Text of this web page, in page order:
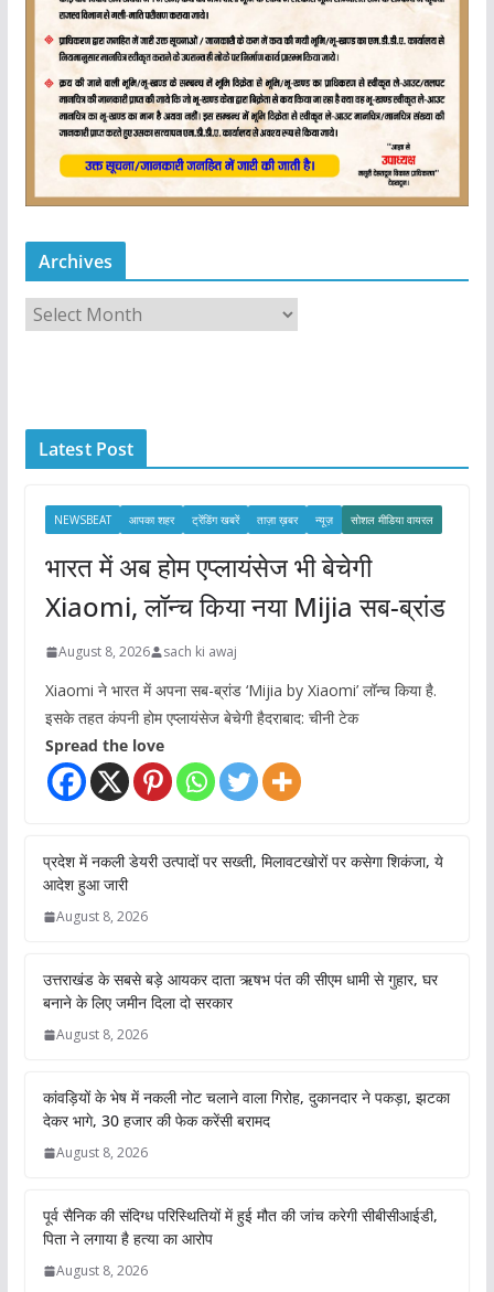
Archives
Latest Post
NEWSBEAT आपका शहर ट्रेंडिंग खबरें ताज़ा ख़बर न्यूज़ सोशल मीडिया वायरल
भारत में अब होम एप्लायंसेज भी बेचेगी
Xiaomi, लॉन्च किया नया Mijia सब-ब्रांड
August 8, 2026 sach ki awaj
Xiaomi ने भारत में अपना सब-ब्रांड ‘Mijia by Xiaomi’ लॉन्च किया है.
इसके तहत कंपनी होम एप्लायंसेज बेचेगी हैदराबाद: चीनी टेक
Spread the love
प्रदेश में नकली डेयरी उत्पादों पर सख्ती, मिलावटखोरों पर कसेगा शिकंजा, ये
आदेश हुआ जारी
August 8, 2026
उत्तराखंड के सबसे बड़े आयकर दाता ऋषभ पंत की सीएम धामी से गुहार, घर
बनाने के लिए जमीन दिला दो सरकार
August 8, 2026
कांवड़ियों के भेष में नकली नोट चलाने वाला गिरोह, दुकानदार ने पकड़ा, झटका
देकर भागे, 30 हजार की फेक करेंसी बरामद
August 8, 2026
पूर्व सैनिक की संदिग्ध परिस्थितियों में हुई मौत की जांच करेगी सीबीसीआईडी,
पिता ने लगाया है हत्या का आरोप
August 8, 2026